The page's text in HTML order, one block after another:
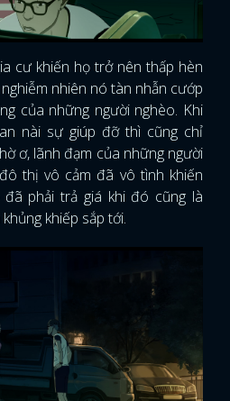
cư khiến họ trở nên thấp hèn
nhiên nó tàn nhẫn cướp
của những người nghèo. Khi
nài sự giúp đỡ thì cũng chỉ
ơ, lãnh đạm của những người
thị vô cảm đã vô tình khiến
phải trả giá khi đó cũng là
khiếp sắp tới.